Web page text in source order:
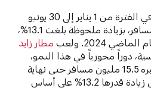
واستقبلت مطارات أبوظبي في الفترة من 1 يناير إلى 30 يونيو
2025 أكثر من 15.8 مليون مسافر، بزيادة ملحوظة بلغت 13.1%،
2024. ولعب
مطار زايد
دوراً محورياً في هذا النمو،
حيث بلغ عدد المسافرين عبره 15.5 مليون مسافر حتى نهاية
يونيو من هذا العام، ما يمثّل زيادة قدرها 13.2% على أساس